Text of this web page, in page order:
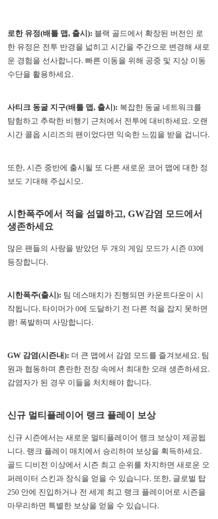
로한 유정(배틀 맵, 출시): 블랙 골드에서 확장된 버전인 로
한 유정은 전투 반경을 넓히고 시간을 주간으로 변경해 새로
운 경험을 선사합니다. 빠른 이동을 위해 공중 및 지상 이동
수단을 활용하세요.
사티크 동굴 지구(배틀 맵, 출시): 복잡한 동굴 네트워크를
탐험하고 추락한 비행기 근처에서 전투에 대비하세요. 오랜
시간 콜옵 시리즈의 팬이었다면 익숙한 느낌을 받을 겁니다.
또한, 시즌 중반에 출시될 또 다른 새로운 코어 맵에 대한 정
보도 기대해 주십시오.
시한폭주에서 적을 섬멸하고, GW감염 모드에서
생존하세요
많은 팬들의 사랑을 받았던 두 개의 게임 모드가 시즌 03에
등장합니다.
시한폭주(출시): 팀 데스매치가 진행되면 카운트다운이 시
작됩니다. 타이머가 0에 도달하기 전 다른 적을 잡지 못하면
쾅! 폭발하며 사망합니다.
GW 감염(시즌내): 더 큰 맵에서 감염 모드를 즐겨보세요. 팀
원과 협동하며 혼란한 전장 속에서 최대한 오래 생존하세요.
감염자가 된 경우 이들을 처치해야 합니다.
신규 멀티플레이어 랭크 플레이 보상
신규 시즌에서는 새로운 멀티플레이어 랭크 보상이 제공됩
니다. 랭크 플레이 매치에서 승리하여 보상을 획득하세요.
골드 디비전 이상에서 시즌 최고 순위를 차지하면 새로운 오
퍼레이터 스킨과 장식을 얻을 수 있습니다. 또한, 글로벌 탑
250 안에 진입하거나 전 세계 최고 랭크 플레이어로 시즌을
마무리하면 특별한 보상을 얻을 수 있습니다.